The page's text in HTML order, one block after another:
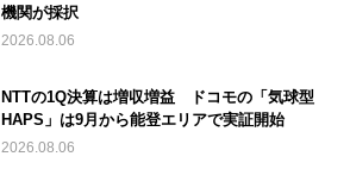
機関が採択
2026.08.06
NTTの1Q決算は増収増益 ドコモの「気球型
HAPS」は9月から能登エリアで実証開始
2026.08.06